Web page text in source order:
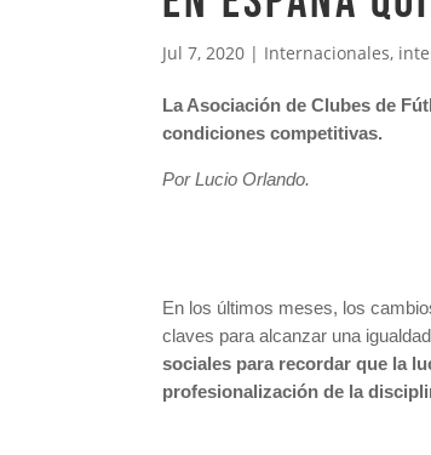
Jul 7, 2020 | Internacionales,
La Asociación de Clubes de
condiciones competitivas.
Por Lucio Orlando.
En los últimos meses, los
claves para alcanzar una
sociales para recordar que la
profesionalización de la